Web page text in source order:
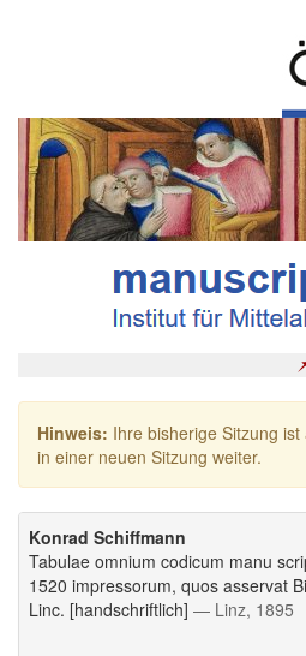
Hinweis: Ihre bisherige Sitzung
in einer neuen Sitzung weiter.
Konrad Schiffmann
Tabulae omnium codicum manu
1520 impressorum, quos asservat
Linc. [handschriftlich] — Linz, 1895